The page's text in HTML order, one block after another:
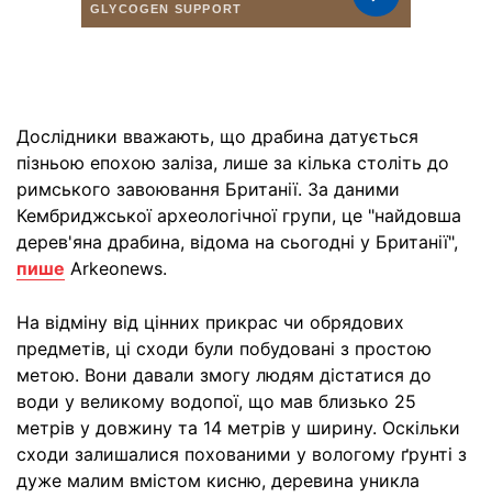
Дослідники вважають, що драбина датується
пізньою епохою заліза, лише за кілька століть до
римського завоювання Британії. За даними
Кембриджської археологічної групи, це "найдовша
дерев'яна драбина, відома на сьогодні у Британії",
пише Arkeonews.
На відміну від цінних прикрас чи обрядових
предметів, ці сходи були побудовані з простою
метою. Вони давали змогу людям дістатися до
води у великому водопої, що мав близько 25
метрів у довжину та 14 метрів у ширину. Оскільки
сходи залишалися похованими у вологому ґрунті з
дуже малим вмістом кисню, деревина уникла